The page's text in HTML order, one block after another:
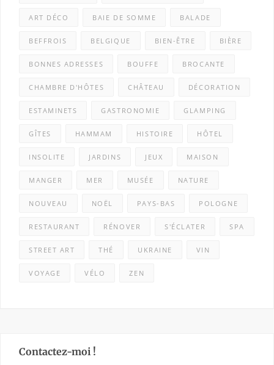
ART DÉCO BAIE DE SOMME BALADE
BEFFROIS BELGIQUE BIEN-ÊTRE BIÈRE
BONNES ADRESSES BOUFFE BROCANTE
CHAMBRE D'HÔTES CHÂTEAU DÉCORATION
ESTAMINETS GASTRONOMIE GLAMPING
GÎTES HAMMAM HISTOIRE HÔTEL
INSOLITE JARDINS JEUX MAISON
MANGER MER MUSÉE NATURE
NOUVEAU NOËL PAYS-BAS POLOGNE
RESTAURANT RÉNOVER S'ÉCLATER SPA
STREET ART THÉ UKRAINE VIN
VOYAGE VÉLO ZEN
Contactez-moi !